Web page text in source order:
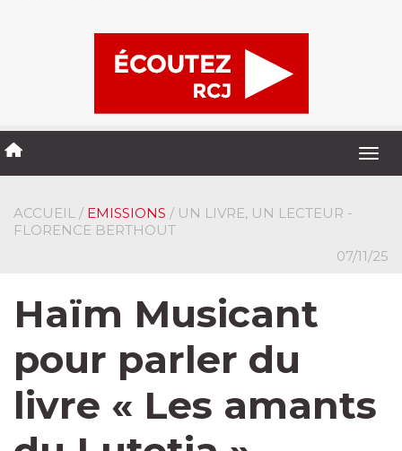
ACCUEIL / EMISSIONS / UN LIVRE, UN LECTEUR -
FLORENCE BERTHOUT
07/11/25
Haïm Musicant
pour parler du
livre « Les amants